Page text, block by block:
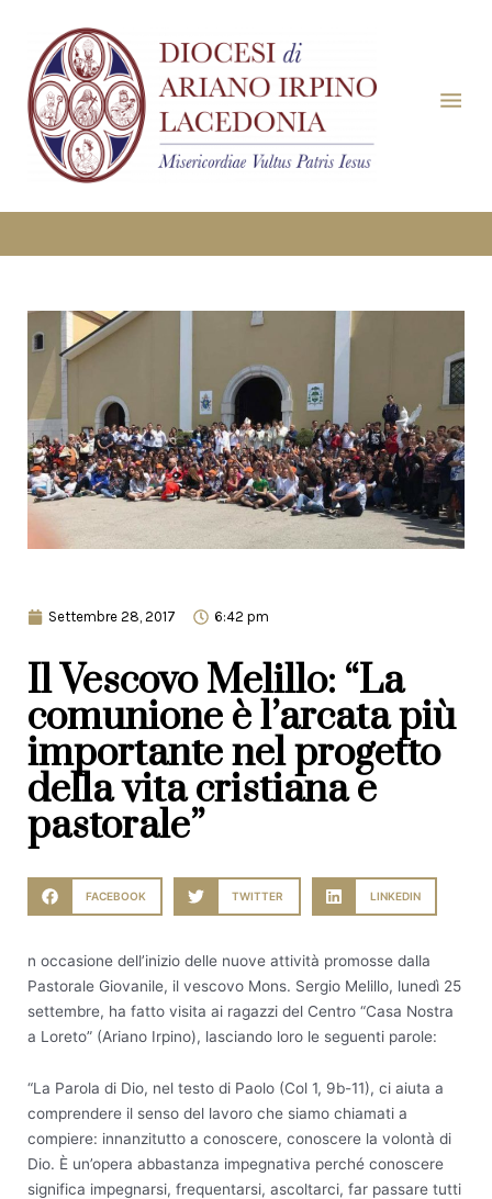
Settembre 28, 2017 6:42 pm
Il Vescovo Melillo: “La
comunione è l’arcata più
importante nel progetto
della vita cristiana e
pastorale”
FACEBOOK TWITTER LINKEDIN
n occasione dell’inizio delle nuove attività promosse dalla
Pastorale Giovanile, il vescovo Mons. Sergio Melillo, lunedì 25
settembre, ha fatto visita ai ragazzi del Centro “Casa Nostra
a Loreto” (Ariano Irpino), lasciando loro le seguenti parole:
“La Parola di Dio, nel testo di Paolo (Col 1, 9b-11), ci aiuta a
comprendere il senso del lavoro che siamo chiamati a
compiere: innanzitutto a conoscere, conoscere la volontà di
Dio. È un’opera abbastanza impegnativa perché conoscere
significa impegnarsi, frequentarsi, ascoltarci, far passare tutti